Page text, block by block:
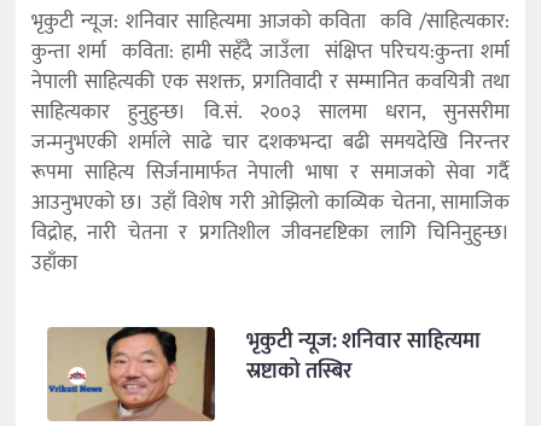
भृकुटी न्यूज: शनिवार साहित्यमा आजको कविता कवि /साहित्यकार:
कुन्ता शर्मा कविता: हामी सहँदै जाउँला संक्षिप्त परिचय:कुन्ता शर्मा
नेपाली साहित्यकी एक सशक्त, प्रगतिवादी र सम्मानित कवयित्री तथा
साहित्यकार हुनुहुन्छ। वि.सं. २००३ सालमा धरान, सुनसरीमा
जन्मनुभएकी शर्माले साढे चार दशकभन्दा बढी समयदेखि निरन्तर
रूपमा साहित्य सिर्जनामार्फत नेपाली भाषा र समाजको सेवा गर्दै
आउनुभएको छ। उहाँ विशेष गरी ओझिलो काव्यिक चेतना, सामाजिक
विद्रोह, नारी चेतना र प्रगतिशील जीवनदृष्टिका लागि चिनिनुहुन्छ।
उहाँका
भृकुटी न्यूज: शनिवार साहित्यमा
स्रष्टाको तस्बिर